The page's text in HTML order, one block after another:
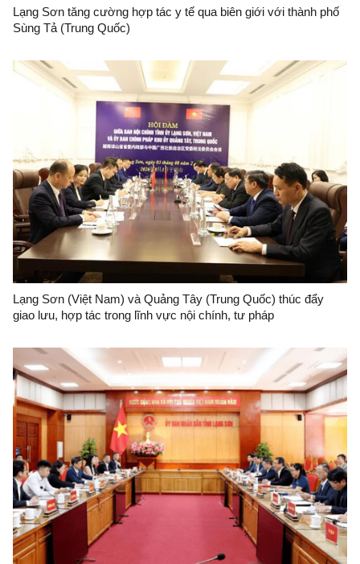
Lạng Sơn tăng cường hợp tác y tế qua biên giới với thành phố
Sùng Tả (Trung Quốc)
Lạng Sơn (Việt Nam) và Quảng Tây (Trung Quốc) thúc đẩy
giao lưu, hợp tác trong lĩnh vực nội chính, tư pháp